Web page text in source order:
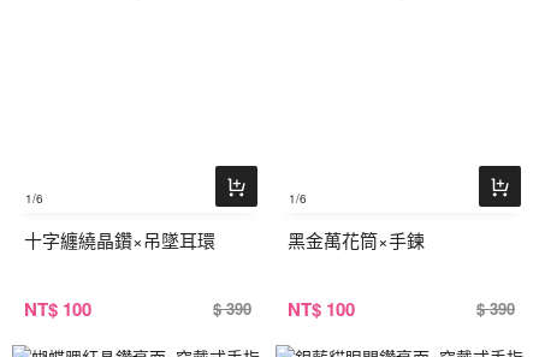
1/6
十字纏繞晶鑽×吊墜耳環
NT$ 100 $ 390
1/6
黑金萬花筒×手鍊
NT$ 100 $ 390